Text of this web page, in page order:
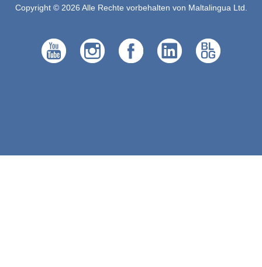
Copyright © 2026 Alle Rechte vorbehalten von Maltalingua Ltd.